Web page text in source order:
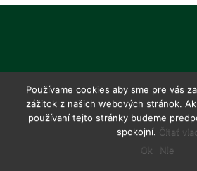
Používame cookies aby sme pre vás
zážitok z našich webových stránok.
používaní tejto stránky budeme
spokojní. Čítať
Ok
Nie